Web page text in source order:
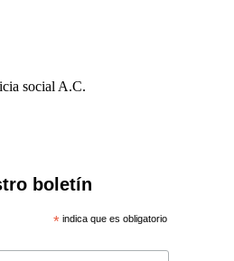
social A.C.
boletín
*indica que es obligatorio